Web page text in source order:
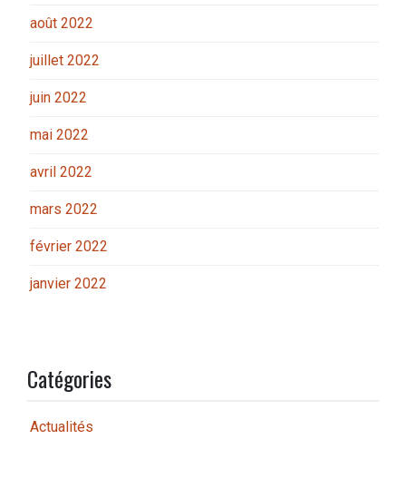
août 2022
juillet 2022
juin 2022
mai 2022
avril 2022
mars 2022
février 2022
janvier 2022
Catégories
Actualités